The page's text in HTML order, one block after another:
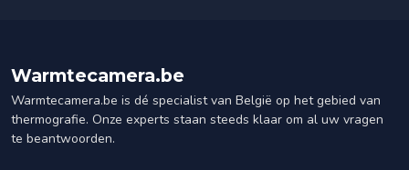
Warmtecamera.be
Warmtecamera.be is dé specialist van België op het gebied van
thermografie. Onze experts staan steeds klaar om al uw vragen
te beantwoorden.